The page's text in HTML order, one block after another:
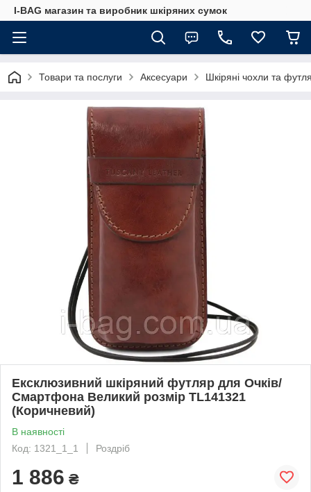
I-BAG магазин та виробник шкіряних сумок
Товари та послуги Аксесуари Шкіряні чохли та
Ексклюзивний шкіряний футляр для Очків/
Смартфона Великий розмір TL141321
(Коричневий)
В наявності
Код: 1321_1_1
Роздріб
1 886 ₴